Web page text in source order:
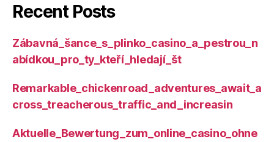
Recent Posts
Zábavná_šance_s_plinko_casino_a_pestrou_n
abídkou_pro_ty_kteří_hledají_št
Remarkable_chickenroad_adventures_await_a
cross_treacherous_traffic_and_increasin
Aktuelle_Bewertung_zum_online_casino_ohne